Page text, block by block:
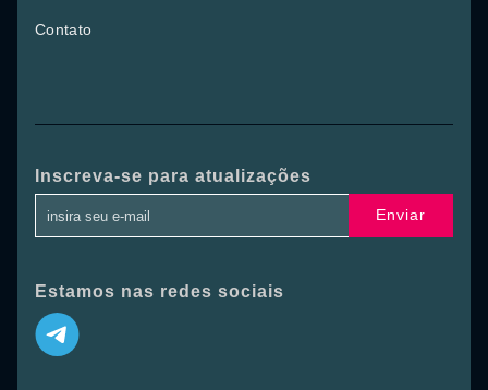
Contato
Inscreva-se para atualizações
Enviar
Estamos nas redes sociais